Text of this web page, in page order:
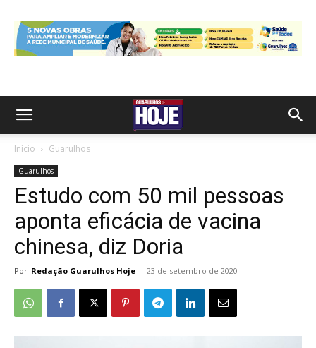
Início Guarulhos
Guarulhos
Estudo com 50 mil pessoas
aponta eficácia de vacina
chinesa, diz Doria
Por Redação Guarulhos Hoje - 23 de setembro de 2020